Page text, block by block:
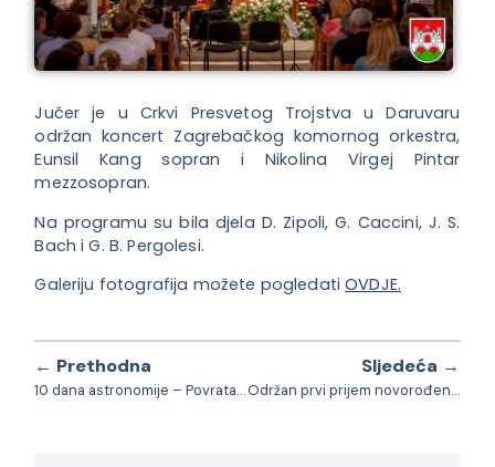
Jučer je u Crkvi Presvetog Trojstva u Daruvaru
održan koncert Zagrebačkog komornog orkestra,
Eunsil Kang sopran i Nikolina Virgej Pintar
mezzosopran.
Na programu su bila djela D. Zipoli, G. Caccini, J. S.
Bach i G. B. Pergolesi.
Galeriju fotografija možete pogledatiOVDJE.
← Prethodna
10 dana astronomije – Povratak na mjesec
Sljedeća →
Održan prvi prijem novorođene djece u ovoj godini